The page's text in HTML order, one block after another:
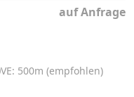
auf Anfrage
VE: 500m (empfohlen)